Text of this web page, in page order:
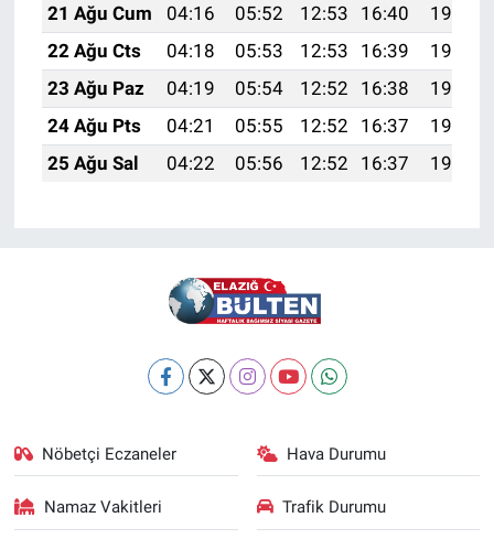
21 Ağu Cum
04:16 05:52 12:53 16:40
19:44
22 Ağu Cts
04:18 05:53 12:53 16:39
19:42
23 Ağu Paz
04:19 05:54 12:52 16:38
19:41
24 Ağu Pts
04:21 05:55 12:52 16:37
19:39
25 Ağu Sal
04:22 05:56 12:52 16:37 19:38
Nöbetçi Eczaneler Hava Durumu
Namaz Vakitleri Trafik Durumu